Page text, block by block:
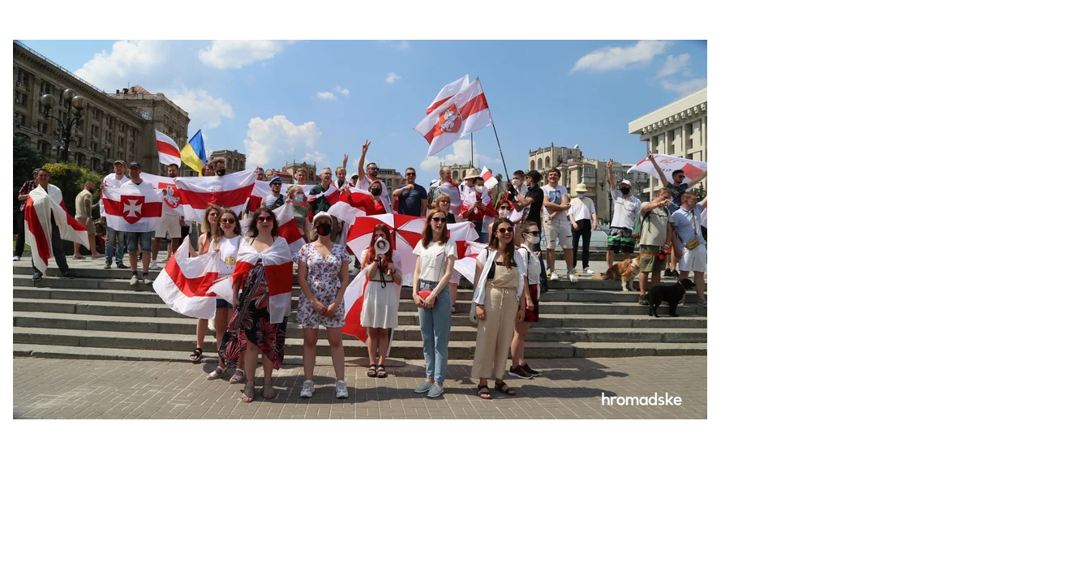
В Киеве состоялась акция памяти белорусского добровольца-медика Николая Илина, погибшего на Донбассе летом 2020 года
Виктория Рощина/hromadske